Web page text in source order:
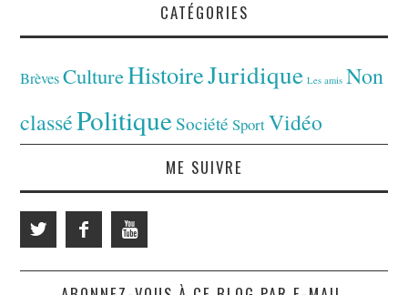
CATÉGORIES
Brèves CultureHistoireJuridique Les amis Non
classéPolitiqueSociété SportVidéo
ME SUIVRE